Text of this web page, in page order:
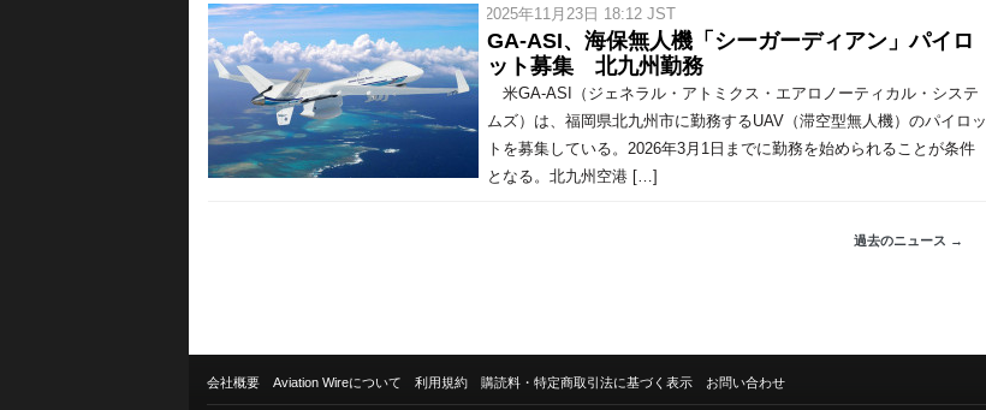
/ 2025年11月23日 18:12 JST
GA-ASI、海保無人機「シーガーディアン」パイロ
ット募集 北九州勤務
米GA-ASI（ジェネラル・アトミクス・エアロノーティカル・システ
ムズ）は、福岡県北九州市に勤務するUAV（滞空型無人機）のパイロッ
トを募集している。2026年3月1日までに勤務を始められることが条件
となる。北九州空港 […]
過去のニュース →
会社概要 Aviation Wireについて 利用規約 購読料・特定商取引法に基づく表示 お問い合わせ